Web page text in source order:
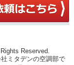
Reserved.
ミタデンの空調部で